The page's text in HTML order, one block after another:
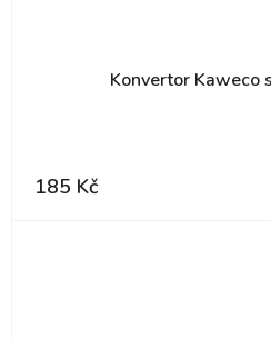
Konvertor Kaweco
185 Kč